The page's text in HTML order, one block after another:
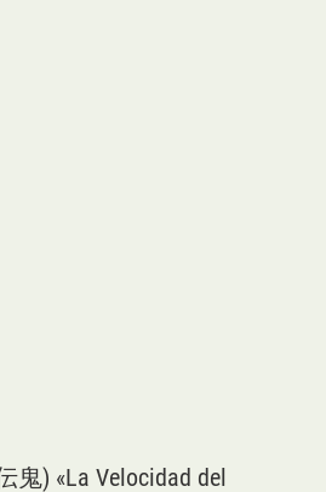
鬼) «La Velocidad del